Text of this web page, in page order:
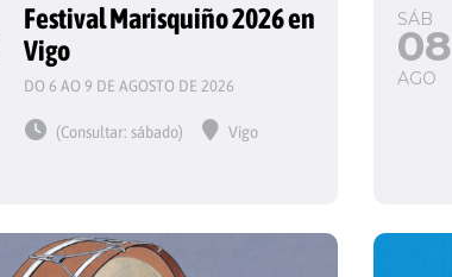
Festival Marisquiño 2026 en
Vigo
DO 6 AO 9 DE AGOSTO DE 2026
(Consultar: sábado) Vigo
SÁB
08
AGO